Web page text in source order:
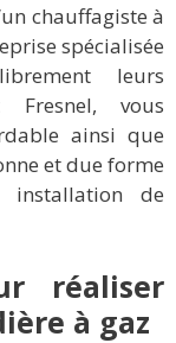
chauffagiste à
spécialisée
leurs
Fresnel, vous
ainsi que
et due forme
installation de
réaliser
à gaz